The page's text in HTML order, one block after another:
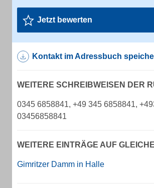
Jetzt bewerten
Kontakt im Adressbuch
WEITERE SCHREIBWEISEN DER
0345 6858841, +49 345 6858841,
03456858841
WEITERE EINTRÄGE AUF
Gimritzer Damm in Halle